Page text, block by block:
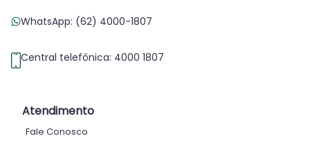
WhatsApp: (62) 4000-1807
Central telefônica: 4000 1807
Atendimento
Fale Conosco